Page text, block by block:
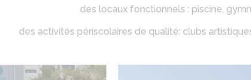
des locaux fonctionnels : piscine,
des activités périscolaires de qualité: clubs